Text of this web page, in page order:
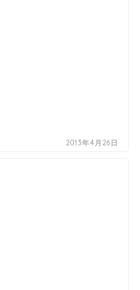
2013年4月26日